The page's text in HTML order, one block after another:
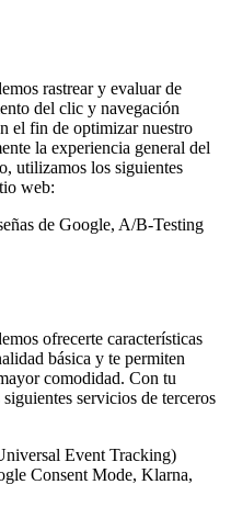
rastrear y evaluar de
del clic y navegación
el fin de optimizar nuestro
la experiencia general del
utilizamos los siguientes
web:
de Google, A/B-Testing
ofrecerte características
básica y te permiten
comodidad. Con tu
servicios de terceros
Event Tracking)
Consent Mode, Klarna,